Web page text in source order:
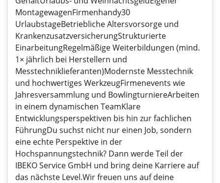
MontagewagenFirmenhandy30
UrlaubstageBetriebliche Altersvorsorge und
KrankenzusatzversicherungStrukturierte
EinarbeitungRegelmäßige Weiterbildungen (mind.
1× jährlich bei Herstellern und
Messtechniklieferanten)Modernste Messtechnik
und hochwertiges WerkzeugFirmenevents wie
Jahresversammlung und BowlingturniereArbeiten
in einem dynamischen TeamKlare
Entwicklungsperspektiven bis hin zur fachlichen
FührungDu suchst nicht nur einen Job, sondern
eine echte Perspektive in der
Hochspannungstechnik? Dann werde Teil der
IBEKO Service GmbH und bring deine Karriere auf
das nächste Level.Wir freuen uns auf deine